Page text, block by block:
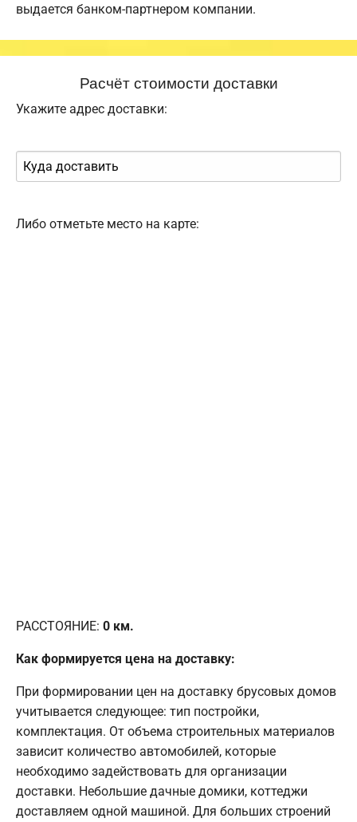
выдается банком-партнером компании.
Расчёт стоимости доставки
Укажите адрес доставки:
Либо отметьте место на карте:
РАССТОЯНИЕ: 0 км.
Как формируется цена на доставку:
При формировании цен на доставку брусовых домов
учитывается следующее: тип постройки,
комплектация. От объема строительных материалов
зависит количество автомобилей, которые
необходимо задействовать для организации
доставки. Небольшие дачные домики, коттеджи
доставляем одной машиной. Для больших строений